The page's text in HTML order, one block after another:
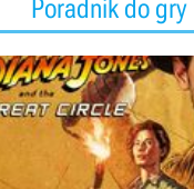
Poradnik do gry